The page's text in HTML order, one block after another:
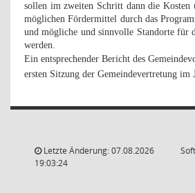
sollen im zweiten Schritt dann die Kosten
möglichen Fördermittel durch das
und mögliche und sinnvolle Standorte für
werden.
Ein entsprechender Bericht des
ersten Sitzung der Gemeindevertretung im
Letzte Änderung: 07.08.2026
19:03:24